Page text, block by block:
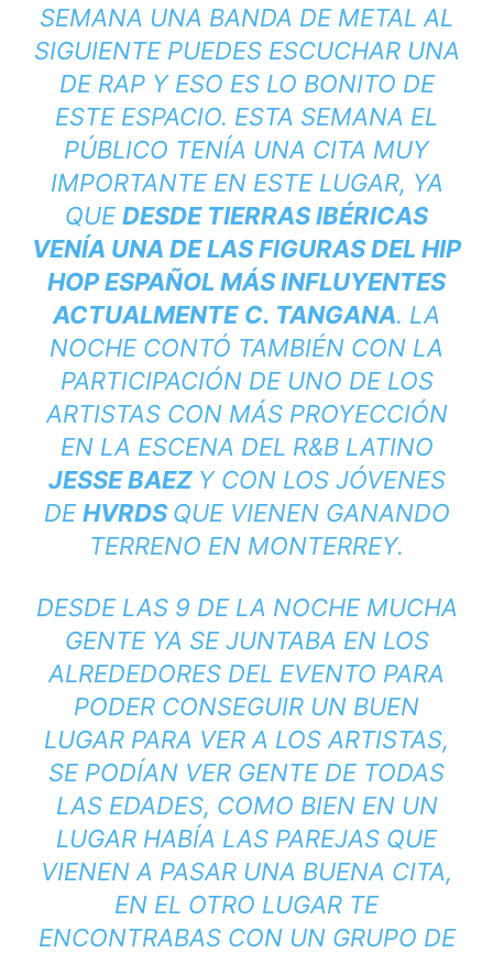
SEMANA UNA BANDA DE METAL AL
SIGUIENTE PUEDES ESCUCHAR UNA
DE RAP Y ESO ES LO BONITO DE
ESTE ESPACIO. ESTA SEMANA EL
PÚBLICO TENÍA UNA CITA MUY
IMPORTANTE EN ESTE LUGAR, YA
QUEDESDE TIERRAS IBÉRICAS
VENÍA UNA DE LAS FIGURAS DEL HIP
HOP ESPAÑOL MÁS INFLUYENTES
ACTUALMENTE C. TANGANA. LA
NOCHE CONTÓ TAMBIÉN CON LA
PARTICIPACIÓN DE UNO DE LOS
ARTISTAS CON MÁS PROYECCIÓN
EN LA ESCENA DEL R&B LATINO
JESSE BAEZ Y CON LOS JÓVENES
DEHVRDS QUE VIENEN GANANDO
TERRENO EN MONTERREY.
DESDE LAS 9 DE LA NOCHE MUCHA
GENTE YA SE JUNTABA EN LOS
ALREDEDORES DEL EVENTO PARA
PODER CONSEGUIR UN BUEN
LUGAR PARA VER A LOS ARTISTAS,
SE PODÍAN VER GENTE DE TODAS
LAS EDADES, COMO BIEN EN UN
LUGAR HABÍA LAS PAREJAS QUE
VIENEN A PASAR UNA BUENA CITA,
EN EL OTRO LUGAR TE
ENCONTRABAS CON UN GRUPO DE